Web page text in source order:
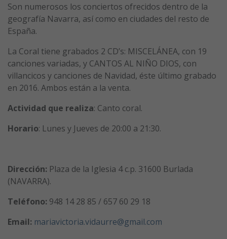
Son numerosos los conciertos ofrecidos dentro de la
geografía Navarra, así como en ciudades del resto de
España.
La Coral tiene grabados 2 CD’s: MISCELÁNEA, con 19
canciones variadas, y CANTOS AL NIÑO DIOS, con
villancicos y canciones de Navidad, éste último grabado
en 2016. Ambos están a la venta.
Actividad que realiza: Canto coral.
Horario: Lunes y Jueves de 20:00 a 21:30.
Dirección: Plaza de la Iglesia 4 c.p. 31600 Burlada
(NAVARRA).
Teléfono: 948 14 28 85 / 657 60 29 18
Email: mariavictoria.vidaurre@gmail.com